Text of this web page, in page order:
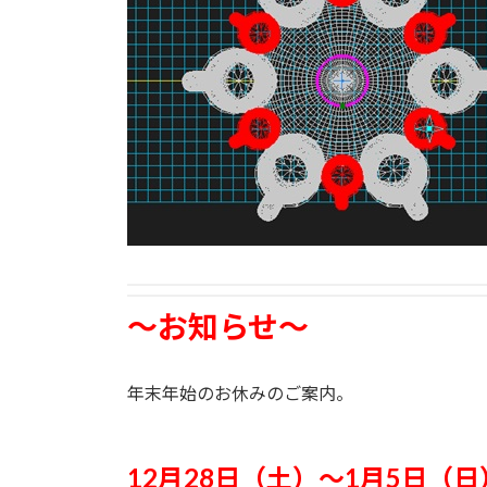
～お知らせ～
年末年始のお休みのご案内。
12月28日（土）～1月5日（日